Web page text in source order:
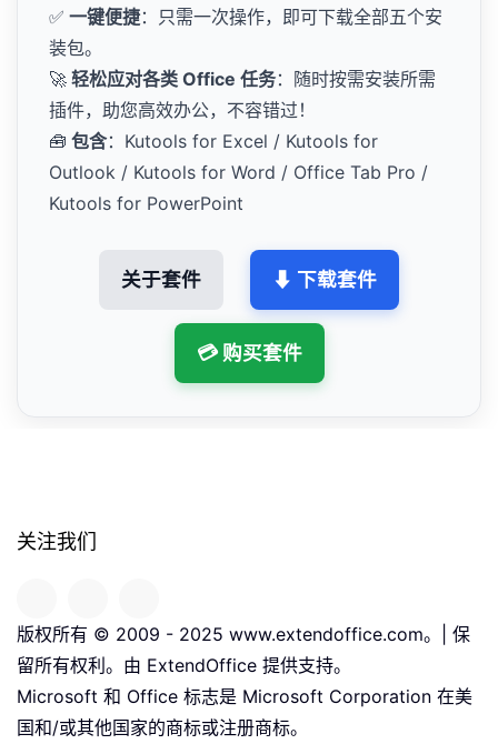
✅ 一键便捷：只需一次操作，即可下载全部五个安
装包。
🚀 轻松应对各类 Office 任务：随时按需安装所需
插件，助您高效办公，不容错过！
🧰 包含：Kutools for Excel / Kutools for
Outlook / Kutools for Word / Office Tab Pro /
Kutools for PowerPoint
关于套件 ⬇ 下载套件
💳 购买套件
关注我们
版权所有 © 2009 - 2025 www.extendoffice.com。| 保
留所有权利。由 ExtendOffice 提供支持。
Microsoft 和 Office 标志是 Microsoft Corporation 在美
国和/或其他国家的商标或注册商标。